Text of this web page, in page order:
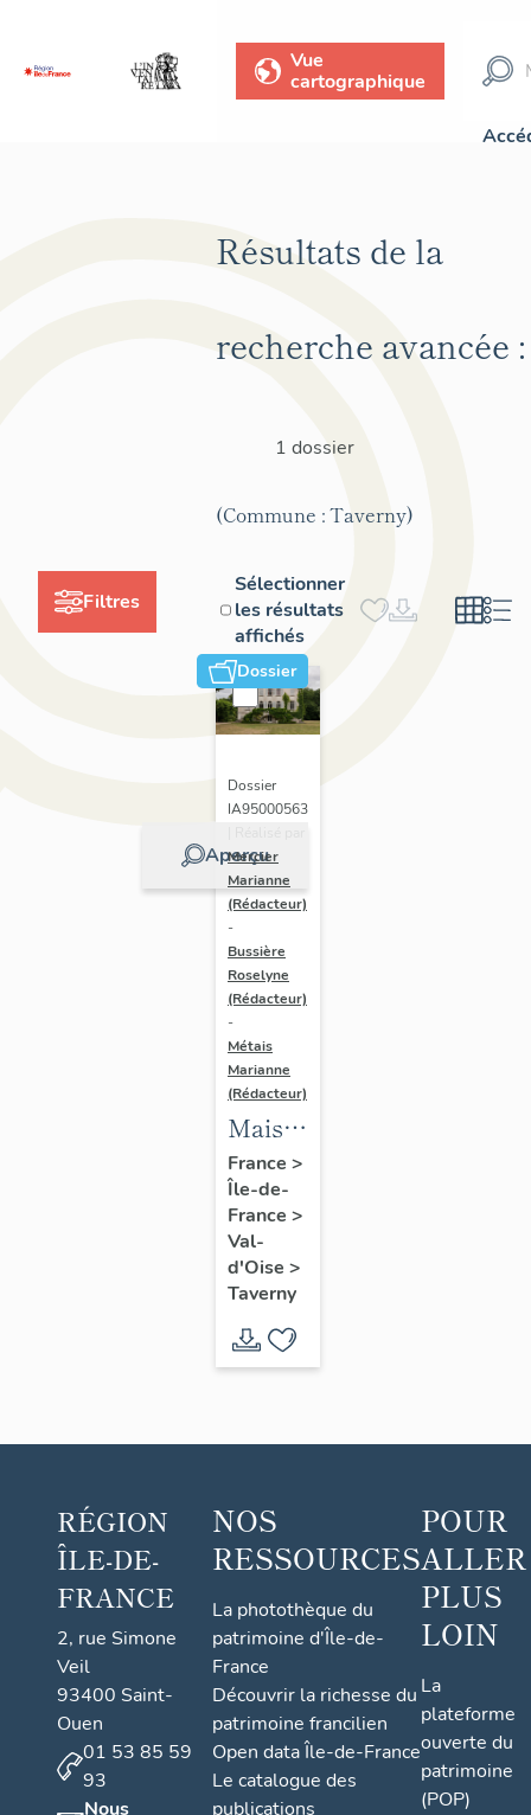
Vue
cartographique
Filtres
Résultats de la
recherche avancée :
1 dossier
(Commune : Taverny)
Sélectionner
les résultats
affichés
Dossier
Aperçu
Dossier
IA95000563
Mercier
Marianne
(Rédacteur)
-
Bussière
Roselyne
(Rédacteur)
-
Métais
Marianne
(Rédacteur)
Maison
de
villégiature,
dite
château
de
Boissy
France >
Île-de-
France >
Val-
d'Oise >
Taverny
RÉGION
ÎLE-DE-
FRANCE
2, rue Simone
Veil
93400 Saint-
Ouen
01 53 85 59
93
Nous
NOS
RESSOURCES
La photothèque du
patrimoine d'Île-de-
France
Découvrir la richesse du
patrimoine francilien
Open data Île-de-France
Le catalogue des
publications
POUR
ALLER
PLUS
LOIN
La
plateforme
ouverte du
patrimoine
(POP)